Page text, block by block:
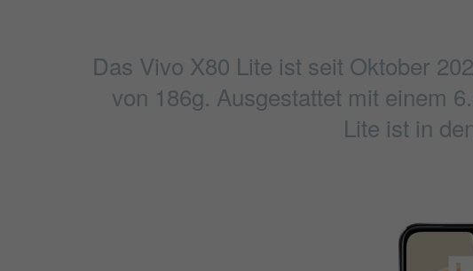
Das Vivo X80 Lite ist seit Oktober
von 186g. Ausgestattet mit einem
Lite ist in